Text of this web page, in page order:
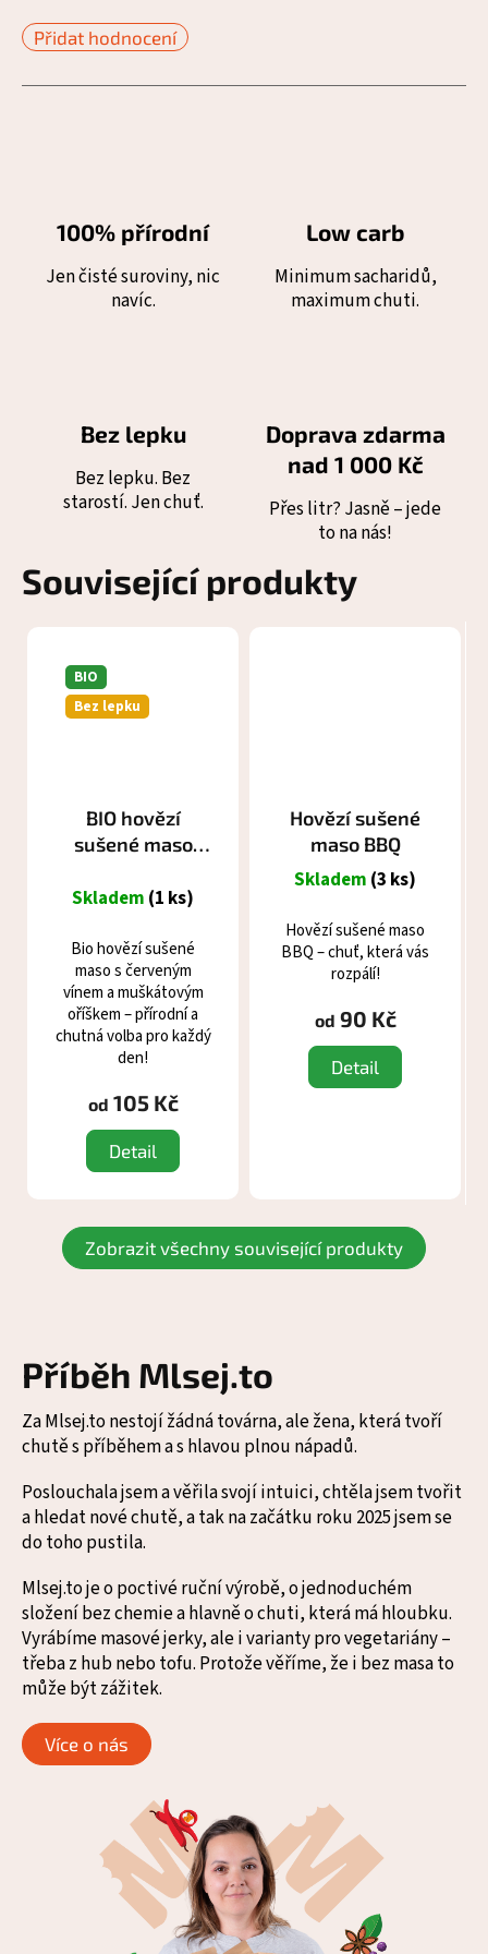
Přidat hodnocení
100% přírodní
Jen čisté suroviny, nic
navíc.
Low carb
Minimum sacharidů,
maximum chuti.
Bez lepku
Bez lepku. Bez
starostí. Jen chuť.
Doprava zdarma
nad 1 000 Kč
Přes litr? Jasně – jede
to na nás!
Související produkty
BIO
Bez lepku
BIO hovězí
sušené maso
Skladem (1 ks)
od 105 Kč
Detail
Bio hovězí sušené
maso s červeným
vínem a muškátovým
oříškem – přírodní a
chutná volba pro každý
den!
Hovězí sušené
maso BBQ
Skladem (3 ks)
od 90 Kč
Detail
Hovězí sušené maso
BBQ – chuť, která vás
rozpálí!
Zobrazit všechny související produkty
Příběh Mlsej.to
Za Mlsej.to nestojí žádná továrna, ale žena, která tvoří
chutě s příběhem a s hlavou plnou nápadů.
Poslouchala jsem a věřila svojí intuici, chtěla jsem tvořit
a hledat nové chutě, a tak na začátku roku 2025 jsem se
do toho pustila.
Mlsej.to je o poctivé ruční výrobě, o jednoduchém
složení bez chemie a hlavně o chuti, která má hloubku.
Vyrábíme masové jerky, ale i varianty pro vegetariány –
třeba z hub nebo tofu. Protože věříme, že i bez masa to
může být zážitek.
Více o nás